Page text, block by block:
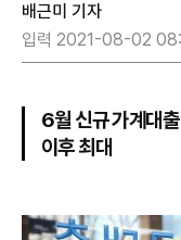
배근미 기자
입력 2021-08-02
6월 신규 가계대
이후 최대